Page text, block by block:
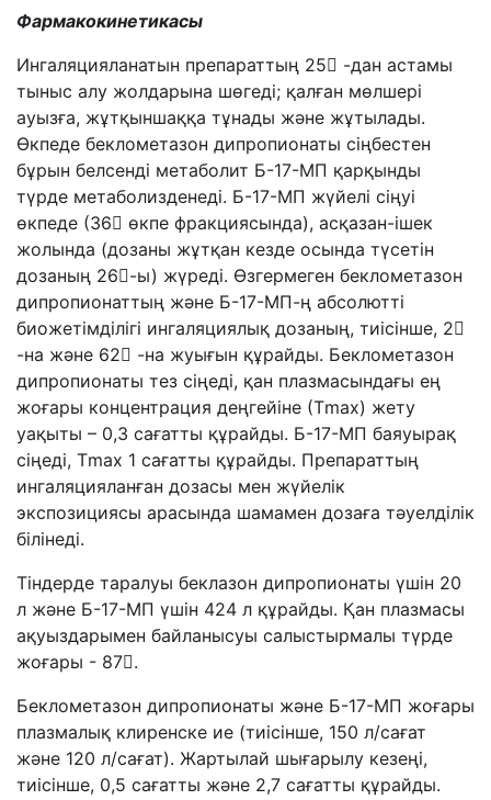
Фармакокинетикасы
Ингаляцияланатын препараттың 25 -дан астамы
тыныс алу жолдарына шөгеді; қалған мөлшері
ауызға, жұтқыншаққа тұнады және жұтылады.
Өкпеде беклометазон дипропионаты сіңбестен
бұрын белсенді метаболит Б-17-МП қарқынды
түрде метаболизденеді. Б-17-МП жүйелі сіңуі
өкпеде (36 өкпе фракциясында), асқазан-ішек
жолында (дозаны жұтқан кезде осында түсетін
дозаның 26-ы) жүреді. Өзгермеген беклометазон
дипропионаттың және Б-17-МП-ң абсолютті
биожетімділігі ингаляциялық дозаның, тиісінше, 2
-на және 62 -на жуығын құрайды. Беклометазон
дипропионаты тез сіңеді, қан плазмасындағы ең
жоғары концентрация деңгейіне (Тmах) жету
уақыты – 0,3 сағатты құрайды. Б-17-МП баяуырақ
сіңеді, Тmах 1 сағатты құрайды. Препараттың
ингаляцияланған дозасы мен жүйелік
экспозициясы арасында шамамен дозаға тәуелділік
білінеді.
Тіндерде таралуы беклазон дипропионаты үшін 20
л және Б-17-МП үшін 424 л құрайды. Қан плазмасы
ақуыздарымен байланысуы салыстырмалы түрде
жоғары - 87.
Беклометазон дипропионаты және Б-17-МП жоғары
плазмалық клиренске ие (тиісінше, 150 л/сағат
және 120 л/сағат). Жартылай шығарылу кезеңі,
тиісінше, 0,5 сағатты және 2,7 сағатты құрайды.